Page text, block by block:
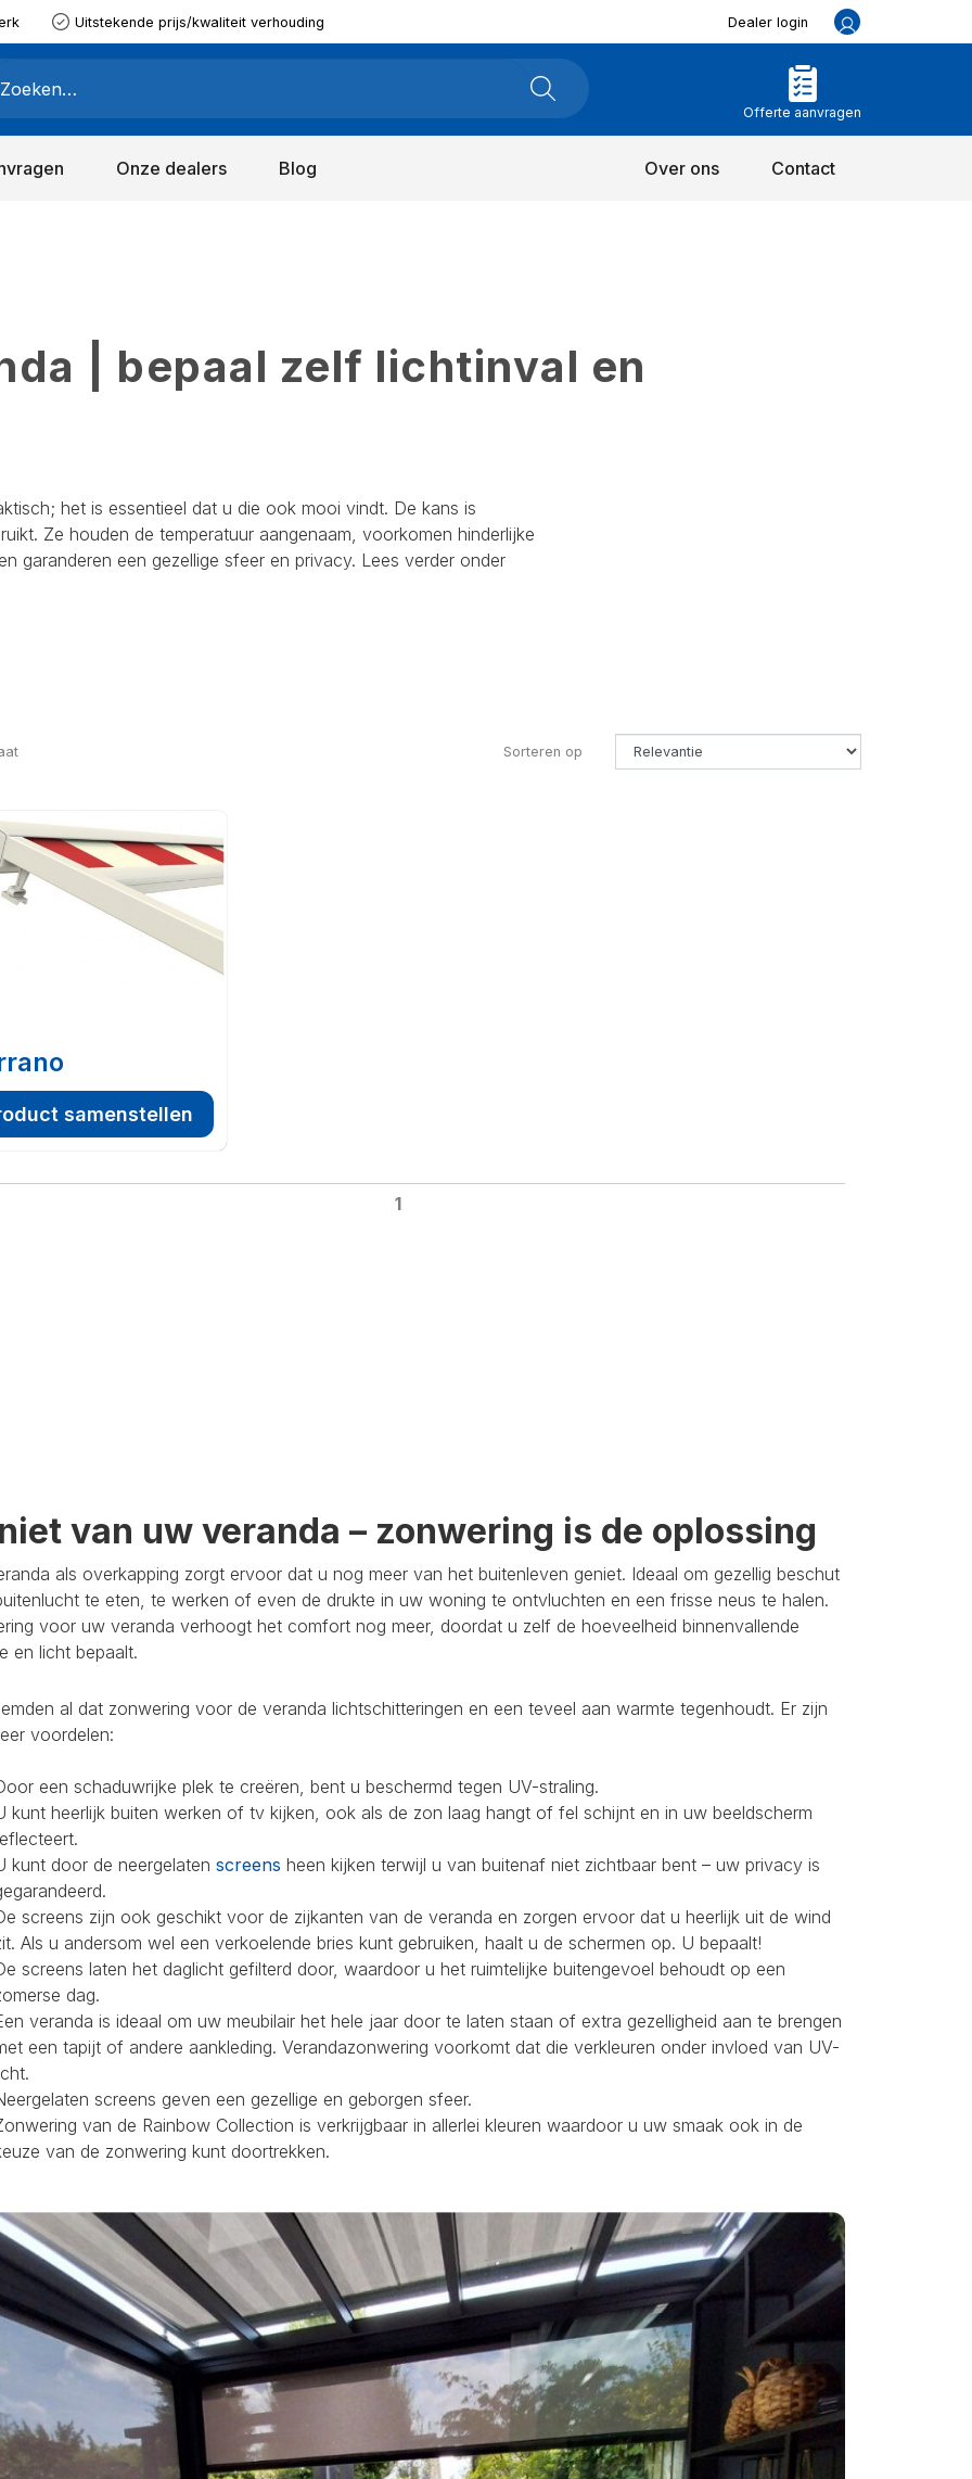
Uitstekende prijs/kwaliteit verhouding Dealer login
Offerte aanvragen
Onze dealers Blog Over ons Contact
| bepaal zelf lichtinval en
het is essentieel dat u die ook mooi vindt. De kans is
Ze houden de temperatuur aangenaam, voorkomen hinderlijke
garanderen een gezellige sfeer en privacy. Lees verder onder
Sorteren op
samenstellen
1
van uw veranda – zonwering is de oplossing
als overkapping zorgt ervoor dat u nog meer van het buitenleven geniet. Ideaal om gezellig beschut
te eten, te werken of even de drukte in uw woning te ontvluchten en een frisse neus te halen.
voor uw veranda verhoogt het comfort nog meer, doordat u zelf de hoeveelheid binnenvallende
en licht bepaalt.
al dat zonwering voor de veranda lichtschitteringen en een teveel aan warmte tegenhoudt. Er zijn
voordelen:
een schaduwrijke plek te creëren, bent u beschermd tegen UV-straling.
kunt heerlijk buiten werken of tv kijken, ook als de zon laag hangt of fel schijnt en in uw beeldscherm
kunt door de neergelaten screens heen kijken terwijl u van buitenaf niet zichtbaar bent – uw privacy is
screens zijn ook geschikt voor de zijkanten van de veranda en zorgen ervoor dat u heerlijk uit de wind
Als u andersom wel een verkoelende bries kunt gebruiken, haalt u de schermen op. U bepaalt!
screens laten het daglicht gefilterd door, waardoor u het ruimtelijke buitengevoel behoudt op een
dag.
veranda is ideaal om uw meubilair het hele jaar door te laten staan of extra gezelligheid aan te brengen
een tapijt of andere aankleding. Verandazonwering voorkomt dat die verkleuren onder invloed van UV-
screens geven een gezellige en geborgen sfeer.
van de Rainbow Collection is verkrijgbaar in allerlei kleuren waardoor u uw smaak ook in de
van de zonwering kunt doortrekken.